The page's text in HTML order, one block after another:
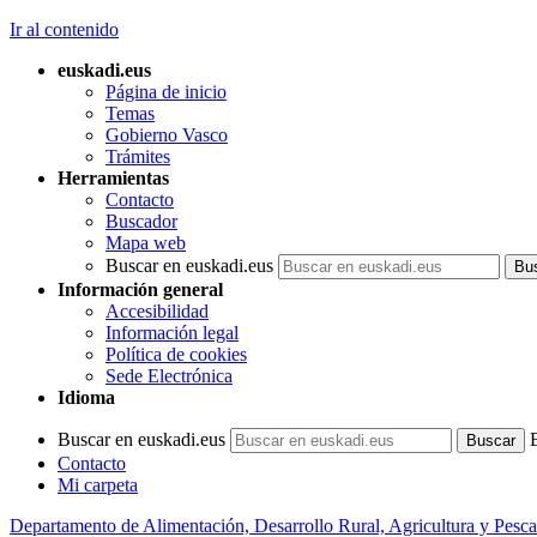
Ir al contenido
euskadi.eus
Página de inicio
Temas
Gobierno Vasco
Trámites
Herramientas
Contacto
Buscador
Mapa web
Buscar en euskadi.eus
Información general
Accesibilidad
Información legal
Política de cookies
Sede Electrónica
Idioma
Buscar en euskadi.eus
Contacto
Mi carpeta
Departamento de Alimentación, Desarrollo Rural, Agricultura y Pesca